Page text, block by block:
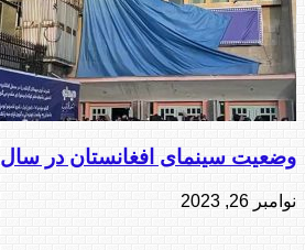
وضعیت سینمای افغانستان در سال 2023
نوامبر 26, 2023